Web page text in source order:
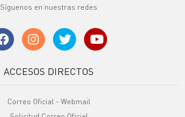
Síguenos en nuestras redes
ACCESOS DIRECTOS
Correo Oficial - Webmail